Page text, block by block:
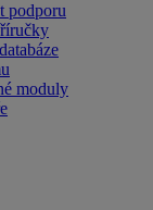
podporu
moduly